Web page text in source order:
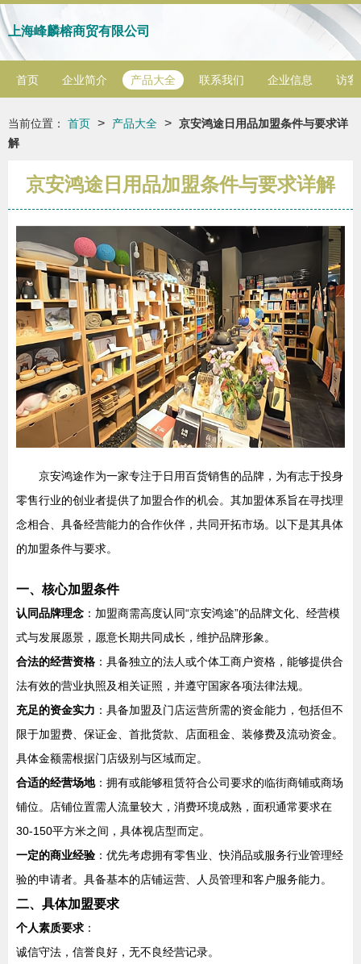
上海峰麟榕商贸有限公司
首页 企业简介 产品大全 联系我们 企业信息 访客
当前位置： 首页 > 产品大全 > 京安鸿途日用品加盟条件与要求详
解
京安鸿途日用品加盟条件与要求详解
京安鸿途作为一家专注于日用百货销售的品牌，为有志于投身
零售行业的创业者提供了加盟合作的机会。其加盟体系旨在寻找理
念相合、具备经营能力的合作伙伴，共同开拓市场。以下是其具体
的加盟条件与要求。
一、核心加盟条件
认同品牌理念 ：加盟商需高度认同“京安鸿途”的品牌文化、经营模
式与发展愿景，愿意长期共同成长，维护品牌形象。
合法的经营资格 ：具备独立的法人或个体工商户资格，能够提供合
法有效的营业执照及相关证照，并遵守国家各项法律法规。
充足的资金实力 ：具备加盟及门店运营所需的资金能力，包括但不
限于加盟费、保证金、首批货款、店面租金、装修费及流动资金。
具体金额需根据门店级别与区域而定。
合适的经营场地：拥有或能够租赁符合公司要求的临街商铺或商场
铺位。店铺位置需人流量较大，消费环境成熟，面积通常要求在
30-150平方米之间，具体视店型而定。
一定的商业经验 ：优先考虑拥有零售业、快消品或服务行业管理经
验的申请者。具备基本的店铺运营、人员管理和客户服务能力。
二、具体加盟要求
个人素质要求 ：
诚信守法，信誉良好，无不良经营记录。